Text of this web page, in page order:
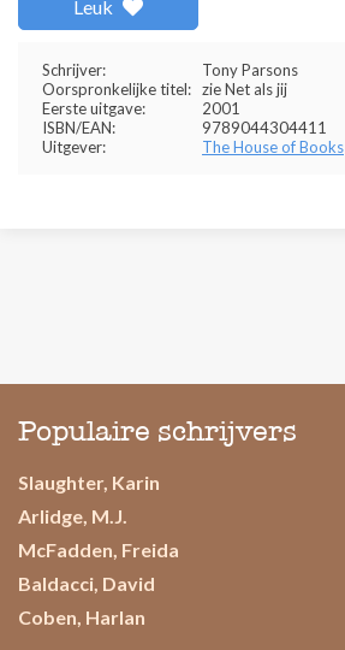
Leuk
Schrijver:
Tony Parsons
Oorspronkelijke titel: zie Net als jij
Eerste uitgave:
2001
ISBN/EAN:
9789044304411
Uitgever:
The House of Books
Populaire schrijvers
Slaughter, Karin
Arlidge, M.J.
McFadden, Freida
Baldacci, David
Coben, Harlan